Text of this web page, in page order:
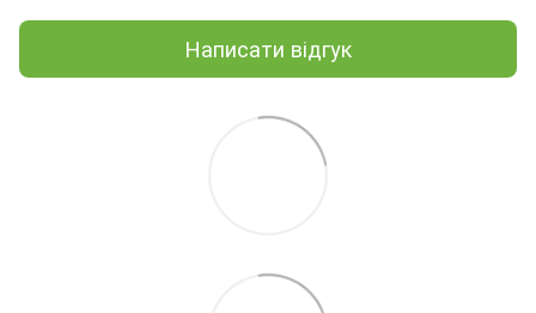
Написати відгук